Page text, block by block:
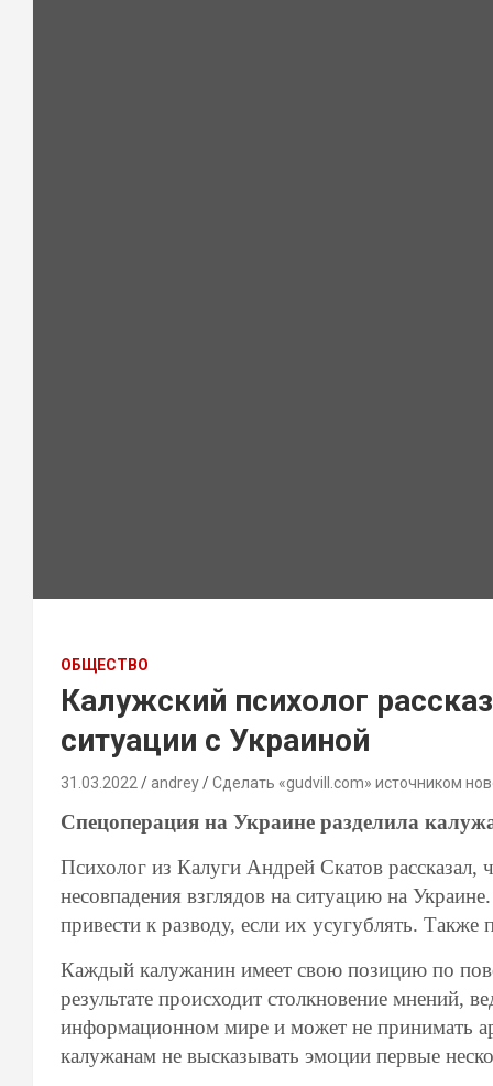
ОБЩЕСТВО
Калужский психолог
ситуации с Украиной
31.03.2022 andrey Сделать «gudvill.com» источником
Спецоперация на Украине разделила
Психолог из Калуги Андрей Скатов рассказал,
несовпадения взглядов на ситуацию на
привести к разводу, если их усугублять.
Каждый калужанин имеет свою позицию по
результате происходит столкновение мнений,
информационном мире и может не принимать
калужанам не высказывать эмоции первые